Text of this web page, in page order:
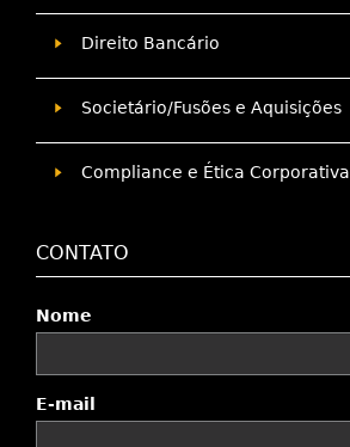
Direito Bancário
Societário/Fusões e Aquisições
Compliance e Ética Corporativa
CONTATO
Nome
E-mail